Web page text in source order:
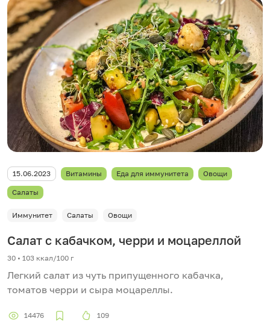
15.06.2023 Витамины Еда для иммунитета Овощи
Салаты
Иммунитет Салаты Овощи
Салат с кабачком, черри и моцареллой
30 • 103 ккал/100 г
Легкий салат из чуть припущенного кабачка,
томатов черри и сыра моцареллы.
14476 109